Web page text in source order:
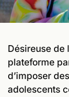
Désireuse de
plateforme
d’imposer
adolescents